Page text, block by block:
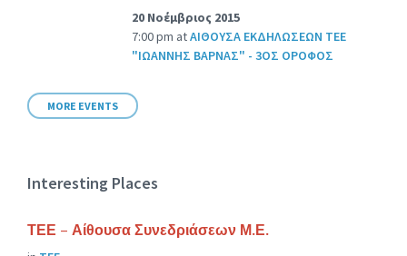
20 Νοέμβριος 2015
7:00 pm atΑΙΘΟΥΣΑ ΕΚΔΗΛΩΣΕΩΝ ΤΕΕ
"ΙΩΑΝΝΗΣ ΒΑΡΝΑΣ" - 3ΟΣ ΟΡΟΦΟΣ
MORE EVENTS
Interesting Places
ΤΕΕ – Αίθουσα Συνεδριάσεων Μ.Ε.